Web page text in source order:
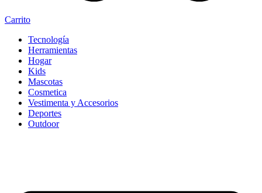
Carrito
Tecnología
Herramientas
Hogar
Kids
Mascotas
Cosmetica
Vestimenta y Accesorios
Deportes
Outdoor